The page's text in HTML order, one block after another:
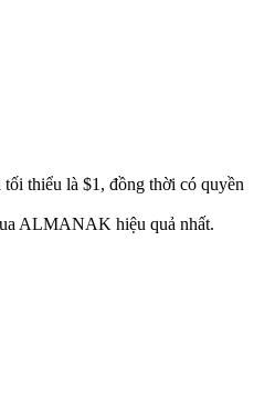
thiểu là $1, đồng thời có quyền
ALMANAK hiệu quả nhất.